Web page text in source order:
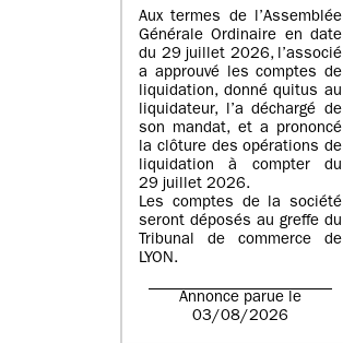
Aux termes de l’Assemblée
Générale Ordinaire en date
du 29 juillet 2026, l’associé
a approuvé les comptes de
liquidation, donné quitus au
liquidateur, l’a déchargé de
son mandat, et a prononcé
la clôture des opérations de
liquidation à compter du
29 juillet 2026.
Les comptes de la société
seront déposés au greffe du
Tribunal de commerce de
LYON.
Annonce parue le
03/08/2026